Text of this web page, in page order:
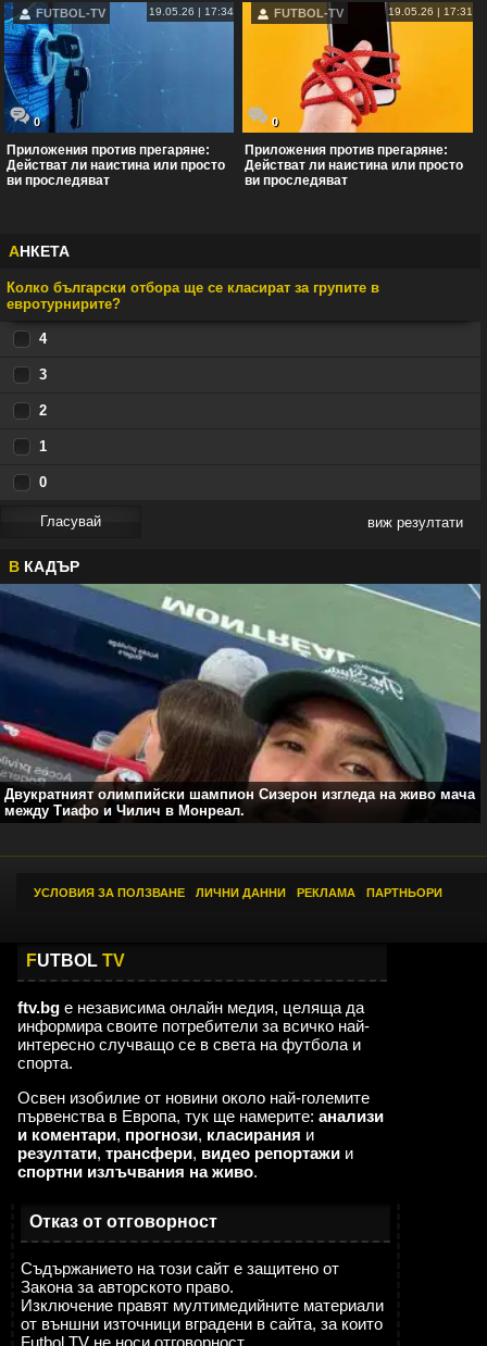
FUTBOL-TV 19.05.26 | 17:34
0
Приложения против прегаряне:
Действат ли наистина или просто
ви проследяват
FUTBOL-TV 19.05.26 | 17:31
0
Приложения против прегаряне:
Действат ли наистина или просто
ви проследяват
АНКЕТА
Колко български отбора ще се класират за групите в
евротурнирите?
4
3
2
1
0
виж резултати
В КАДЪР
Двукратният олимпийски шампион Сизерон изгледа на живо мача
между Тиафо и Чилич в Монреал.
УСЛОВИЯ ЗА ПОЛЗВАНЕ ЛИЧНИ ДАННИ РЕКЛАМА ПАРТНЬОРИ
FUTBOL TV
ftv.bg е независима онлайн медия, целяща да
информира своите потребители за всичко най-
интересно случващо се в света на футбола и
спорта.
Освен изобилие от новини около най-големите
първенства в Европа, тук ще намерите: анализи
и коментари, прогнози, класирания и
резултати, трансфери, видео репортажи и
спортни излъчвания на живо.
Отказ от отговорност
Съдържанието на този сайт е защитено от
Закона за авторското право.
Изключение правят мултимедийните материали
от външни източници вградени в сайта, за които
Futbol TV не носи отговорност.